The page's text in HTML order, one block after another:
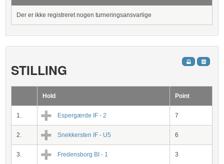
Der er ikke registreret nogen turneringsansvarlige
STILLING
Hold Point
1. Espergærde IF - 2 7
2. Snekkersten IF - U5 6
3. Fredensborg BI - 1 3